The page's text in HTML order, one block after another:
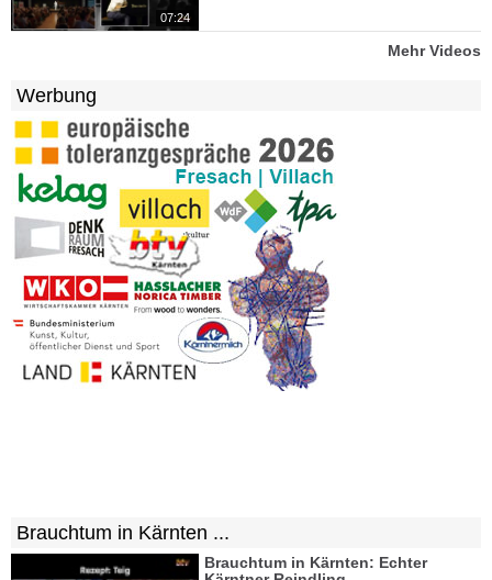
07:24
Mehr Videos
Werbung
Brauchtum in Kärnten ...
Brauchtum in Kärnten: Echter